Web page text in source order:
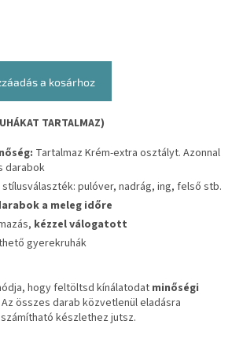
a kosárhoz
TARTALMAZ)
Tartalmaz Krém-extra osztályt. Azonnal
darabok
pulóver, nadrág, ing, felső stb.
a meleg időre
kézzel válogatott
gyerekruhák
hogy feltöltsd kínálatodat minőségi
Az összes darab közvetlenül eladásra
készlethez jutsz.